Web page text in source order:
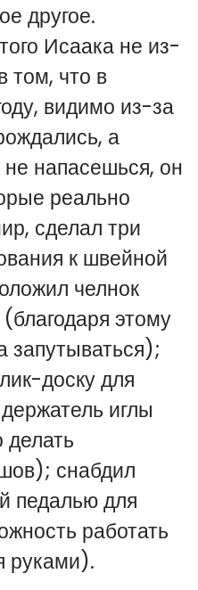
другое.
Исаака не из-
том, что в
видимо из-за
а
напасешься, он
реально
сделал три
к швейной
челнок
этому
запутываться);
доску для
иглы
делать
снабдил
педалью для
работать
руками).